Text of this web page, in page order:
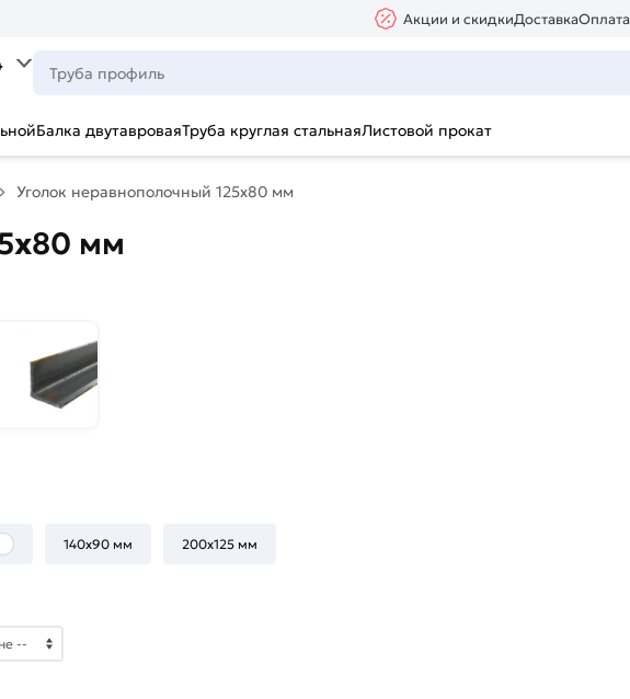
Акции и скидкиДоставкаОплата
Балка двутавроваяТруба круглая стальнаяЛистовой прокат
Уголок неравнополочный 125х80 мм
мм
140х90 мм 200х125 мм